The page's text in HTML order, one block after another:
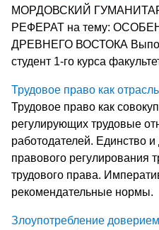
МОРДОВСКИЙ
РЕФЕРАТ на тему:
ДРЕВНЕГО ВОСТОКА
студент 1-го курса
Трудовое право как
Трудовое право как
регулирующих трудовые
работодателей. Единство
правового регулирования
трудового права.
рекомендательные нормы.
Злоупотребление доверием